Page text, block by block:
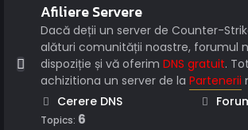
Afiliere Servere
Dacă deții un server de Counter-
alături comunității noastre, forumul
dispoziție și vă oferim DNS gratuit.
achizitiona un server de la Partenerii
Cerere DNS
Topics: 6